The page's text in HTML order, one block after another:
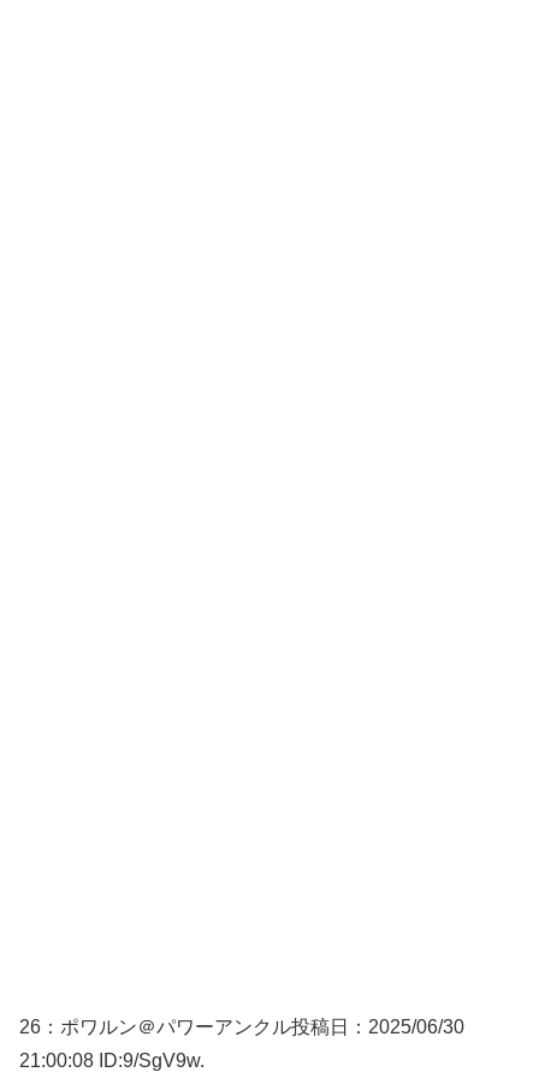
26： ポワルン＠パワーアンクル投稿日：2025/06/30
21:00:08 ID:9/SgV9w.